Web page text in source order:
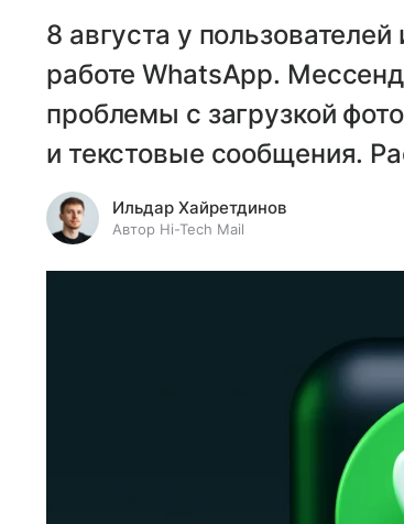
8 августа у
работе WhatsApp.
проблемы с загрузкой
и текстовые сообщения.
Ильдар Хайретдинов
Автор Hi-Tech Mail